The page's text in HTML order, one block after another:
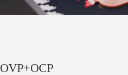
OVP+OCP